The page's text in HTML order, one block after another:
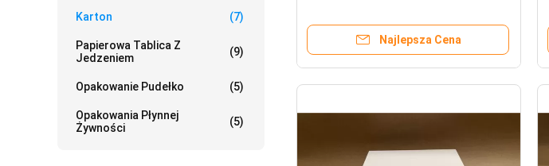
Karton (7)
Papierowa Tablica Z
Jedzeniem
(9)
Opakowanie Pudełko (5)
Opakowania Płynnej
Żywności
(5)
Najlepsza Cena